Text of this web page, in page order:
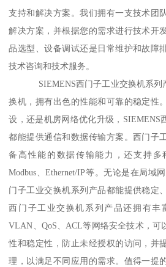
支持和解决方案。我们拥有一支技术团
解决方案，并根据您的需求进行技术开
品选型、设备调试还是日常维护和故障
技术咨询和技术服务。
SIEMENS西门子工业交换机系列产
换机，拥有出色的性能和可靠的稳定性
设，还是机房网络优化升级，SIEMENS
都能提供通信和数据传输方案。西门子
备高性能的数据传输能力，还支持多
Modbus、Ethernet/IP等。无论是在局域
门子工业交换机系列产品都能提供稳定
西门子工业交换机系列产品还拥有丰
VLAN、QoS、ACL等网络安全技术，可
性和稳定性，防止未经授权的访问，并
理，以满足不同应用的需求。值得一提